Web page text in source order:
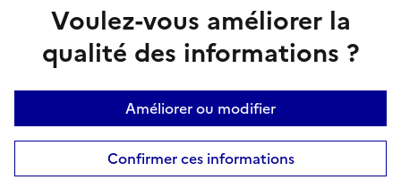
Voulez-vous améliorer la
qualité des informations ?
Améliorer ou modifier
Confirmer ces informations